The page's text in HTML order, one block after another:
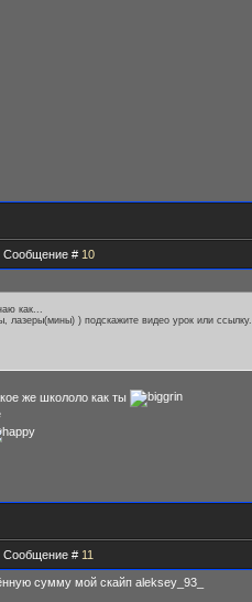
Сообщение # 10
как...
лазеры(мины) ) подскажите видео урок или ссылку.
же школоло как ты
Сообщение # 11
сумму мой скайп aleksey_93_